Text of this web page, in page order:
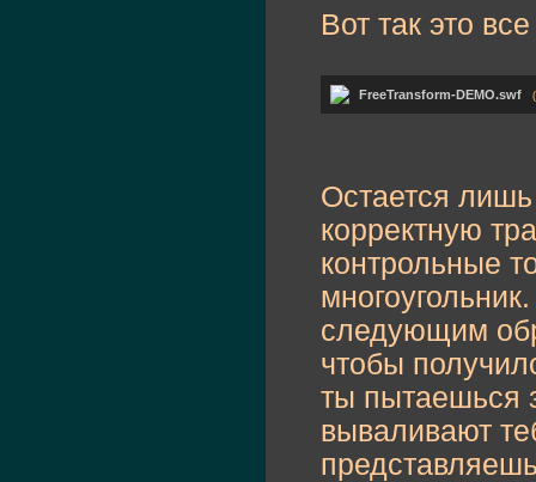
Вот так это
FreeTransform-DEMO.swf
Остается
корректную
контрольные
следующим
чтобы
ты пытаешься
вываливают